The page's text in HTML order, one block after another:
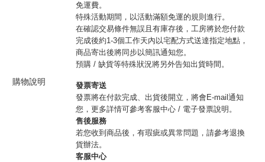
免運費。
特殊活動期間，以活動滿額免運的規則進行。
在確認交易條件無誤且有庫存後，工房將於您付款
完成後約1-3個工作天內以宅配方式送達指定地點，
商品寄出後將同步以簡訊通知您。
預購 / 缺貨等特殊狀況將另外告知出貨時間。
購物說明
發票寄送
發票將在付款完成、出貨後開立，將會E-mail通知
您，更多詳情可參考客服中心 / 電子發票說明。
售後服務
若您收到商品後，有瑕疵或異常問題，請參考退換
貨辦法。
客服中心